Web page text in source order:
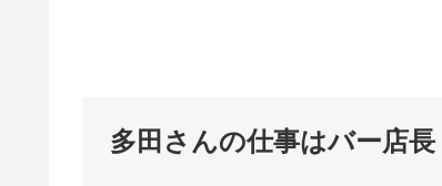
多田さんの仕事はバー店長